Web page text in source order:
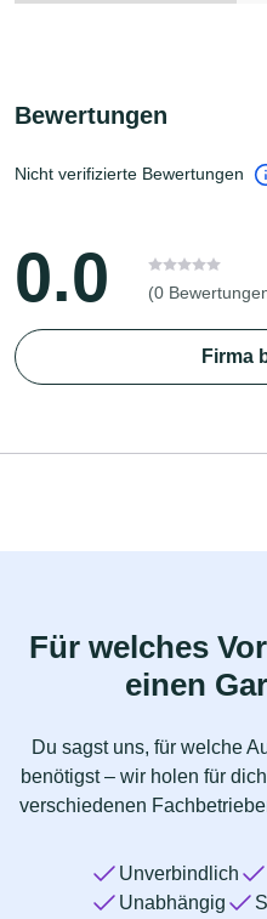
Bewertungen
Nicht verifizierte Bewertungen
0.0 (0
Firma
Für welches
einen
Du sagst uns, für welche
benötigst – wir holen für
verschiedenen
Unverbindlich
Unabhängig